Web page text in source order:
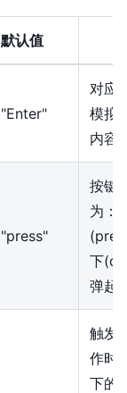
默认值
"Enter"
对应
模拟
内容
"press"
按键
为：
下
弹起
触发
作时
下的